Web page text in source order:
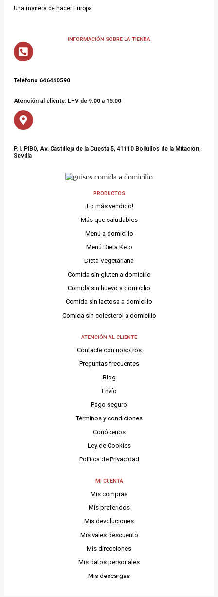
Una manera de hacer Europa
INFORMACIÓN SOBRE LA TIENDA
Teléfono 646440590
Atención al cliente: L–V de 9:00 a 15:00
P. I. PIBO, Av. Castilleja de la Cuesta 5, 41110 Bollullos de la Mitación,
Sevilla
PRODUCTOS
¡Lo más vendido!
Más que saludables
Menú a domicilio
Menú Dieta Keto
Dieta Vegetariana
Comida sin gluten a domicilio
Comida sin huevo a domicilio
Comida sin lactosa a domicilio
Comida sin colesterol a domicilio
ATENCIÓN AL CLIENTE
Contacte con nosotros
Preguntas frecuentes
Blog
Envío
Pago seguro
Términos y condiciones
Conócenos
Ley de Cookies
Política de Privacidad
MI CUENTA
Mis compras
Mis preferidos
Mis devoluciones
Mis vales descuento
Mis direcciones
Mis datos personales
Mis descargas